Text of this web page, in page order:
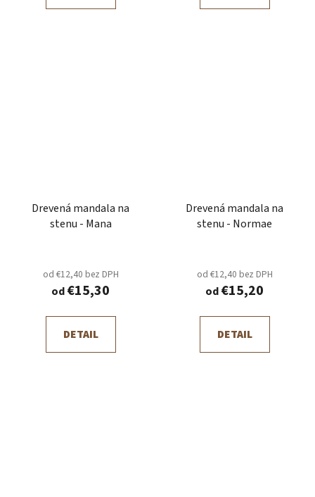
Drevená mandala na
stenu - Mana
od €12,40 bez DPH
od€15,30
DETAIL
Drevená mandala na
stenu - Normae
od €12,40 bez DPH
od€15,20
DETAIL